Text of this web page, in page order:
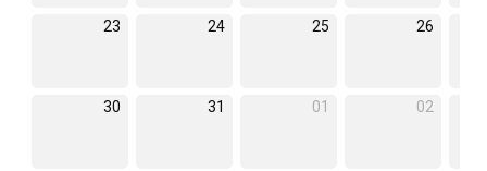
23 24 25 26
30 31 01 02